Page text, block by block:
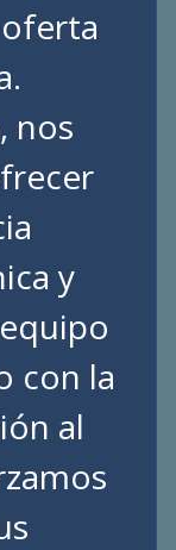
nos
y
con la
al